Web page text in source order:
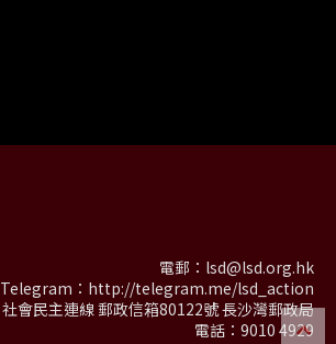
電郵： lsd@lsd.org.hk
Telegram： http://telegram.me/lsd_action
會民主連線 郵政信箱80122號 長沙灣郵政局
電話：9010 4929